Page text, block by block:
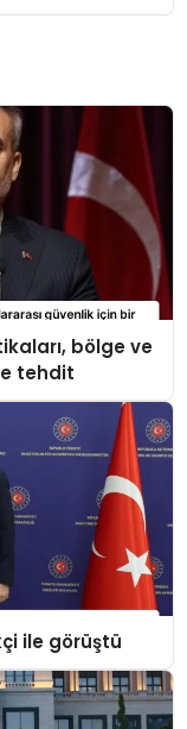
bölge ve
tehdit
ile görüştü